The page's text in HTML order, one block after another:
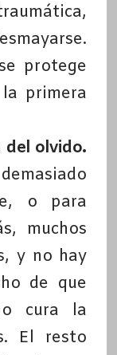
protege
primera
del olvido.
o para
muchos
y no hay
de que
cura la
El resto